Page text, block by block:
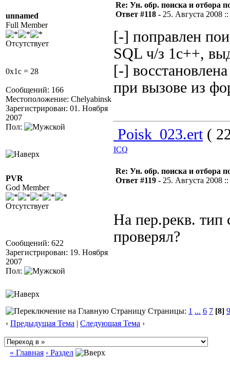
unnamed
Full Member
Отсутствует
0x1c = 28
Сообщений: 166
Местоположение: Chelyabinsk
Зарегистрирован: 01. Ноября
2007
Пол:
Re: Ун. обр. поиска и отбора
Ответ #118 - 25. Августа 2008
[-] поправлен
SQL ч/з 1c++,
[-]
при вызове из
Poisk_023.ert(
ICQ
PVR
God Member
Отсутствует
Сообщений: 622
Зарегистрирован: 19. Ноября
2007
Пол:
Re: Ун. обр. поиска и отбора
Ответ #119 - 25. Августа 2008
На пер.рекв. тип
проверял?
Страницы: 1 ... 6 7 [8] 9
‹ Предыдущая Тема | Следующая Тема ›
« Главная ‹ Раздел